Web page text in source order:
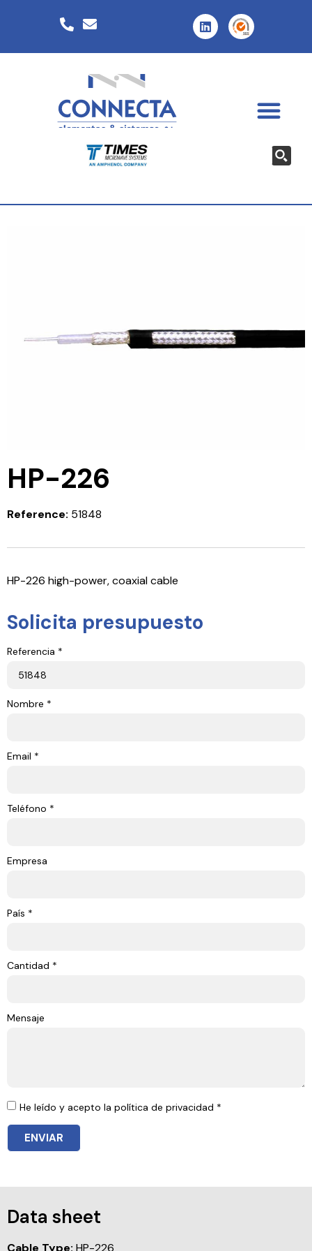
HP-226
Reference: 51848
HP-226 high-power, coaxial cable
Solicita presupuesto
Referencia *
Nombre *
Email *
Teléfono *
Empresa
País *
Cantidad *
Mensaje
He leído y acepto la política de privacidad *
ENVIAR
Data sheet